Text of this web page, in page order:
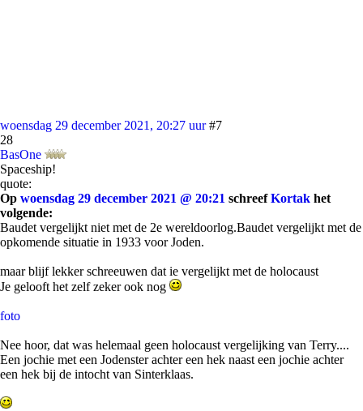
woensdag 29 december 2021, 20:27 uur #7
28
BasOne
Spaceship!
quote:
Op woensdag 29 december 2021 @ 20:21 schreefKortak het
volgende:
Baudet vergelijkt niet met de 2e wereldoorlog.Baudet vergelijkt met de
opkomende situatie in 1933 voor Joden.
maar blijf lekker schreeuwen dat ie vergelijkt met de holocaust
Je gelooft het zelf zeker ook nog
foto
Nee hoor, dat was helemaal geen holocaust vergelijking van Terry....
Een jochie met een Jodenster achter een hek naast een jochie achter
een hek bij de intocht van Sinterklaas.